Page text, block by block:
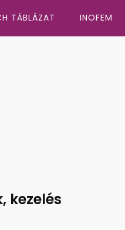
TÁBLÁZAT INOFEM
kezelés